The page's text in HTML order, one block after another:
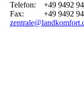
Telefon: +49 9492
Fax: +49 9492